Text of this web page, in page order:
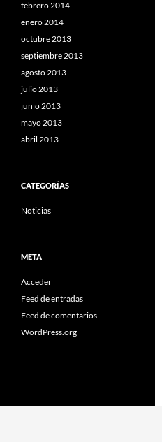
febrero 2014
enero 2014
octubre 2013
septiembre 2013
agosto 2013
julio 2013
junio 2013
mayo 2013
abril 2013
CATEGORÍAS
Noticias
META
Acceder
Feed de entradas
Feed de comentarios
WordPress.org